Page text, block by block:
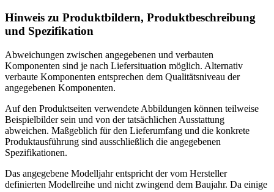
Hinweis zu Produktbildern, Produktbeschreibung
und Spezifikation
Abweichungen zwischen angegebenen und verbauten
Komponenten sind je nach Liefersituation möglich. Alternativ
verbaute Komponenten entsprechen dem Qualitätsniveau der
angegebenen Komponenten.
Auf den Produktseiten verwendete Abbildungen können teilweise
Beispielbilder sein und von der tatsächlichen Ausstattung
abweichen. Maßgeblich für den Lieferumfang und die konkrete
Produktausführung sind ausschließlich die angegebenen
Spezifikationen.
Das angegebene Modelljahr entspricht der vom Hersteller
definierten Modellreihe und nicht zwingend dem Baujahr. Da einige